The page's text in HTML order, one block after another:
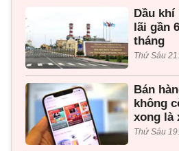
Dầu khí
lãi gần
tháng
Thứ Sáu
Bán
không
xong là
Thứ Sáu